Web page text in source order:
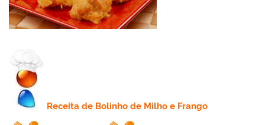
Receitade Bolinho de Milho e Frango